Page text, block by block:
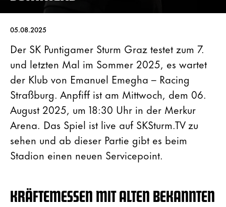
05.08.2025
Der SK Puntigamer Sturm Graz testet zum 7.
und letzten Mal im Sommer 2025, es wartet
der Klub von Emanuel Emegha – Racing
Straßburg. Anpfiff ist am Mittwoch, dem 06.
August 2025, um 18:30 Uhr in der Merkur
Arena. Das Spiel ist live auf SKSturm.TV zu
sehen und ab dieser Partie gibt es beim
Stadion einen neuen Servicepoint.
KRÄFTEMESSEN MIT ALTEN BEKANNTEN